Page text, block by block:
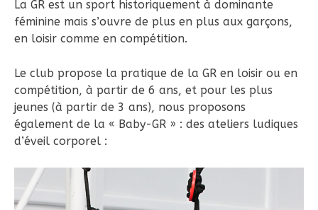
La GR est un sport historiquement à dominante
féminine mais s’ouvre de plus en plus aux garçons,
en loisir comme en compétition.
Le club propose la pratique de la GR en loisir ou en
compétition, à partir de 6 ans, et pour les plus
jeunes (à partir de 3 ans), nous proposons
également de la « Baby-GR » : des ateliers ludiques
d’éveil corporel :